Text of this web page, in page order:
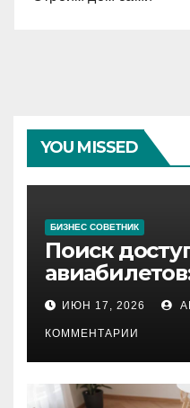
YOU MISSED
БИЗНЕС СОВЕТНИК
Поиск
ИЮН 17, 2026
КОММЕНТАРИИ